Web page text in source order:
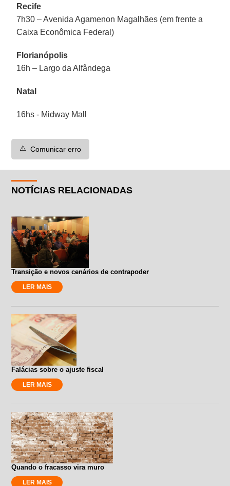
Recife
7h30 – Avenida Agamenon Magalhães (em frente a
Caixa Econômica Federal)
Florianópolis
16h – Largo da Alfândega
Natal
16hs - Midway Mall
⚠️ Comunicar erro
NOTÍCIAS RELACIONADAS
Transição e novos cenários de contrapoder
LER MAIS
Falácias sobre o ajuste fiscal
LER MAIS
Quando o fracasso vira muro
LER MAIS